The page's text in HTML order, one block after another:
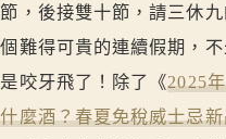
，後接雙十節，請三休
難得可貴的連續假期，
咬牙飛了！除了《2025
麼酒？春夏免稅威士忌